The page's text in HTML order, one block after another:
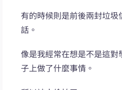
有的時候則是前後兩封垃
話。
像是我經常在想是不是這
子上做了什麼事情。